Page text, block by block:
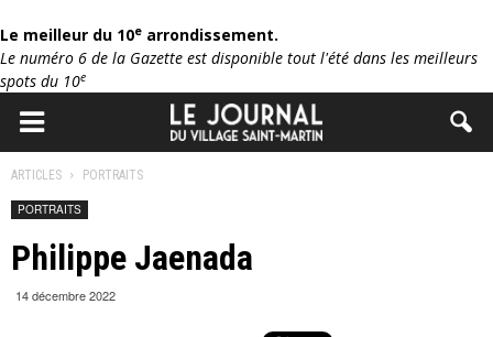
Le meilleur du 10e arrondissement.
Le numéro 6 de la Gazette est disponible tout l'été dans les meilleurs
spots du 10e
ARTICLES PORTRAITS
PORTRAITS
Philippe Jaenada
14 décembre 2022